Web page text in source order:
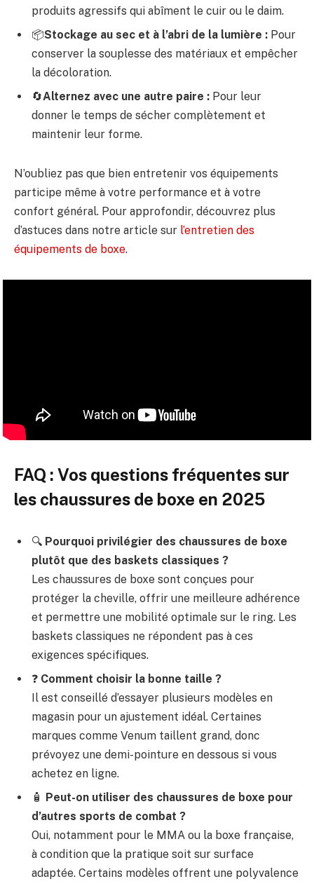
produits agressifs qui abîment le cuir ou le daim.
📦Stockage au sec et à l’abri de la lumière : Pour
conserver la souplesse des matériaux et empêcher
la décoloration.
🔄Alternez avec une autre paire : Pour leur
donner le temps de sécher complètement et
maintenir leur forme.
N’oubliez pas que bien entretenir vos équipements
participe même à votre performance et à votre
confort général. Pour approfondir, découvrez plus
d’astuces dans notre article sur l’entretien des
équipements de boxe.
FAQ : Vos questions fréquentes sur
les chaussures de boxe en 2025
🔍 Pourquoi privilégier des chaussures de boxe
plutôt que des baskets classiques ?
Les chaussures de boxe sont conçues pour
protéger la cheville, offrir une meilleure adhérence
et permettre une mobilité optimale sur le ring. Les
baskets classiques ne répondent pas à ces
exigences spécifiques.
❓ Comment choisir la bonne taille ?
Il est conseillé d’essayer plusieurs modèles en
magasin pour un ajustement idéal. Certaines
marques comme Venum taillent grand, donc
prévoyez une demi-pointure en dessous si vous
achetez en ligne.
🧴 Peut-on utiliser des chaussures de boxe pour
d’autres sports de combat ?
Oui, notamment pour le MMA ou la boxe française,
à condition que la pratique soit sur surface
adaptée. Certains modèles offrent une polyvalence